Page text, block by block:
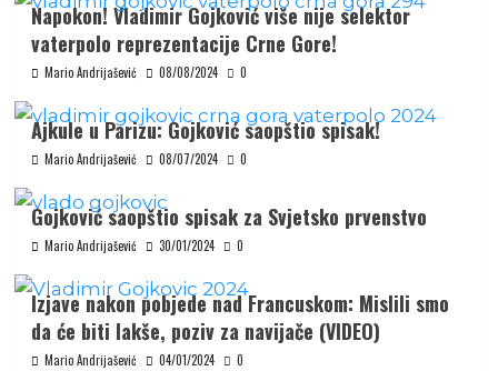
Napokon! Vladimir Gojković više nije selektor
vaterpolo reprezentacije Crne Gore!
Mario Andrijašević 08/08/2024 0
Ajkule u Parizu: Gojković saopštio spisak!
Mario Andrijašević 08/07/2024 0
Gojković saopštio spisak za Svjetsko prvenstvo
Mario Andrijašević 30/01/2024 0
Izjave nakon pobjede nad Francuskom: Mislili smo
da će biti lakše, poziv za navijače (VIDEO)
Mario Andrijašević 04/01/2024 0